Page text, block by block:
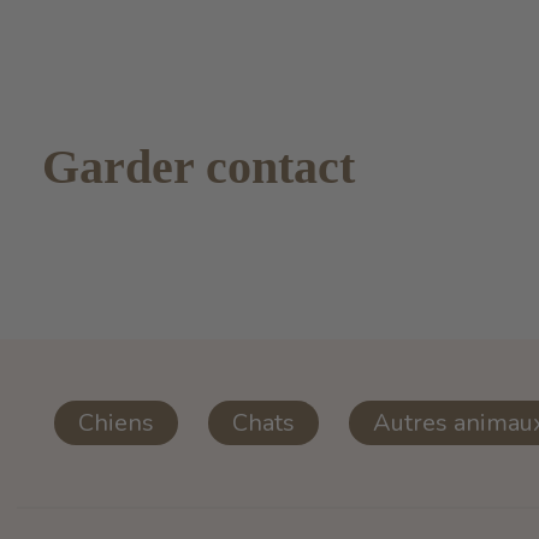
Garder contact
Chiens Chats Autres